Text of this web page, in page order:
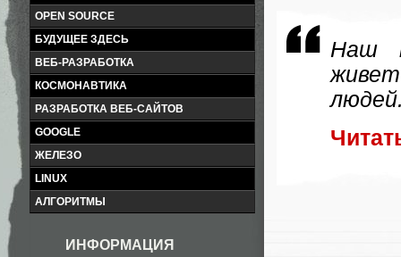
OPEN SOURCE
БУДУЩЕЕ ЗДЕСЬ
ВЕБ-РАЗРАБОТКА
КОСМОНАВТИКА
РАЗРАБОТКА ВЕБ-САЙТОВ
GOOGLE
ЖЕЛЕЗО
LINUX
АЛГОРИТМЫ
ИНФОРМАЦИЯ
Наш